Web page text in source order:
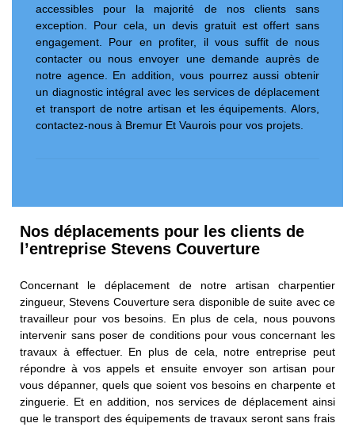
accessibles pour la majorité de nos clients sans
exception. Pour cela, un devis gratuit est offert sans
engagement. Pour en profiter, il vous suffit de nous
contacter ou nous envoyer une demande auprès de
notre agence. En addition, vous pourrez aussi obtenir
un diagnostic intégral avec les services de déplacement
et transport de notre artisan et les équipements. Alors,
contactez-nous à Bremur Et Vaurois pour vos projets.
Nos déplacements pour les clients de
l’entreprise Stevens Couverture
Concernant le déplacement de notre artisan charpentier
zingueur, Stevens Couverture sera disponible de suite avec ce
travailleur pour vos besoins. En plus de cela, nous pouvons
intervenir sans poser de conditions pour vous concernant les
travaux à effectuer. En plus de cela, notre entreprise peut
répondre à vos appels et ensuite envoyer son artisan pour
vous dépanner, quels que soient vos besoins en charpente et
zinguerie. Et en addition, nos services de déplacement ainsi
que le transport des équipements de travaux seront sans frais